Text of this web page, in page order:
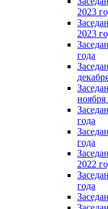
2023
2023
года
ноября
года
года
2022
года